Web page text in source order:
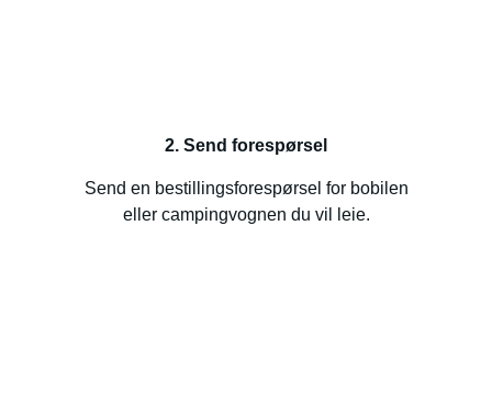
2. Send forespørsel
Send en bestillingsforespørsel for bobilen
eller campingvognen du vil leie.